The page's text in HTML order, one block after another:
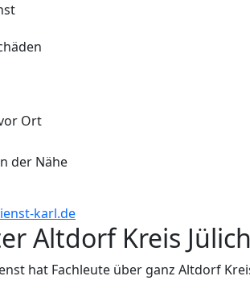
Ort
der Nähe
karl.de
Altdorf Kreis
hat Fachleute über ganz Altdorf